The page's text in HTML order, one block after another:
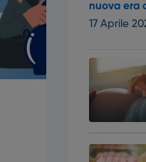
nuova era
17 Aprile